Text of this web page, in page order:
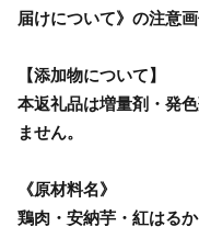
届けについて》の注意
【添加物について】
本返礼品は増量剤・発
ません。
《原材料名》
鶏肉・安納芋・紅はる